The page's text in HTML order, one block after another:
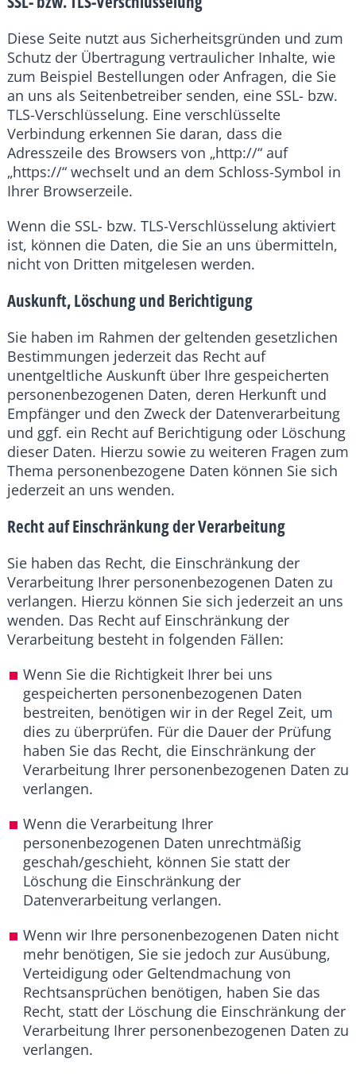
Diese Seite nutzt aus Sicherheitsgründen und zum
Schutz der Übertragung vertraulicher Inhalte, wie
zum Beispiel Bestellungen oder Anfragen, die Sie
an uns als Seitenbetreiber senden, eine SSL- bzw.
TLS-Verschlüsselung. Eine verschlüsselte
Verbindung erkennen Sie daran, dass die
Adresszeile des Browsers von „http://“ auf
„https://“ wechselt und an dem Schloss-Symbol in
Ihrer Browserzeile.
Wenn die SSL- bzw. TLS-Verschlüsselung aktiviert
ist, können die Daten, die Sie an uns übermitteln,
nicht von Dritten mitgelesen werden.
Auskunft, Löschung und Berichtigung
Sie haben im Rahmen der geltenden gesetzlichen
Bestimmungen jederzeit das Recht auf
unentgeltliche Auskunft über Ihre gespeicherten
personenbezogenen Daten, deren Herkunft und
Empfänger und den Zweck der Datenverarbeitung
und ggf. ein Recht auf Berichtigung oder Löschung
dieser Daten. Hierzu sowie zu weiteren Fragen zum
Thema personenbezogene Daten können Sie sich
jederzeit an uns wenden.
Recht auf Einschränkung der Verarbeitung
Sie haben das Recht, die Einschränkung der
Verarbeitung Ihrer personenbezogenen Daten zu
verlangen. Hierzu können Sie sich jederzeit an uns
wenden. Das Recht auf Einschränkung der
Verarbeitung besteht in folgenden Fällen:
Wenn Sie die Richtigkeit Ihrer bei uns
gespeicherten personenbezogenen Daten
bestreiten, benötigen wir in der Regel Zeit, um
dies zu überprüfen. Für die Dauer der Prüfung
haben Sie das Recht, die Einschränkung der
Verarbeitung Ihrer personenbezogenen Daten zu
verlangen.
Wenn die Verarbeitung Ihrer
personenbezogenen Daten unrechtmäßig
geschah/geschieht, können Sie statt der
Löschung die Einschränkung der
Datenverarbeitung verlangen.
Wenn wir Ihre personenbezogenen Daten nicht
mehr benötigen, Sie sie jedoch zur Ausübung,
Verteidigung oder Geltendmachung von
Rechtsansprüchen benötigen, haben Sie das
Recht, statt der Löschung die Einschränkung der
Verarbeitung Ihrer personenbezogenen Daten zu
verlangen.